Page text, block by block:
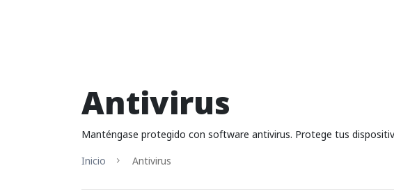
Antivirus
Manténgase protegido con software antivirus. Protege tus
Inicio
Antivirus